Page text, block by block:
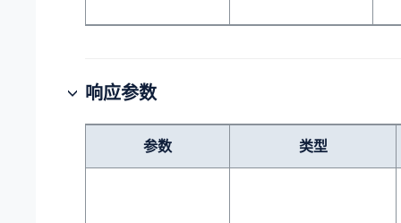
响应参数
参数 类型